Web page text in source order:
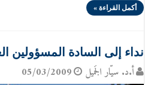
أكمل القراءة »
نداء إلى السادة المسؤولين
أ.د. سيّار الجَميل 05/03/2009